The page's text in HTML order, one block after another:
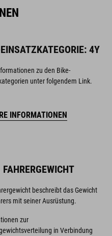
4Y
zu den Bike-
unter folgendem Link.
INFORMATIONEN
beschreibt das Gewicht
mit seiner Ausrüstung.
zur
in Verbindung